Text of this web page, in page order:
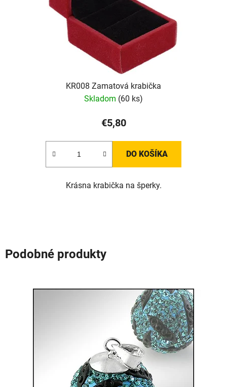
KR008 Zamatová krabička
Skladom (60 ks)
€5,80
DO KOŠÍKA
Krásna krabička na šperky.
Podobné produkty